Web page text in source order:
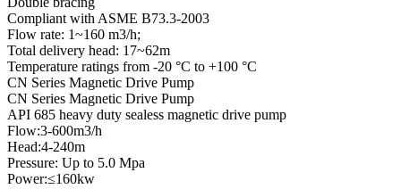
Compliant with ASME B73.3-2003
Flow rate: 1~160 m3/h;
Total delivery head: 17~62m
Temperature ratings from -20 °C to +100 °C
CN Series Magnetic Drive Pump
CN Series Magnetic Drive Pump
API 685 heavy duty sealess magnetic drive pump
Flow:3-600m3/h
Head:4-240m
Pressure: Up to 5.0 Mpa
Power:≤160kw